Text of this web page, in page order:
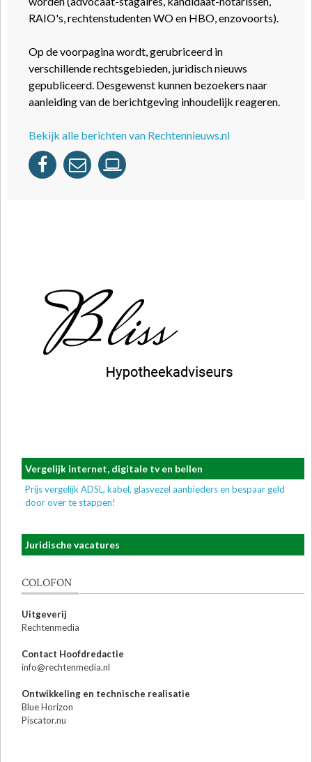
RAIO's, rechtenstudenten WO en HBO, enzovoorts).
Op de voorpagina wordt, gerubriceerd in
verschillende rechtsgebieden, juridisch nieuws
gepubliceerd. Desgewenst kunnen bezoekers naar
aanleiding van de berichtgeving inhoudelijk reageren.
Bekijk alle berichten van Rechtennieuws.nl
Vergelijk internet, digitale tv en bellen
Prijs vergelijk ADSL, kabel, glasvezel aanbieders en bespaar geld
door over te stappen!
Juridische vacatures
COLOFON
Uitgeverij
Rechtenmedia
Contact Hoofdredactie
info@rechtenmedia.nl
Ontwikkeling en technische realisatie
Blue Horizon
Piscator.nu